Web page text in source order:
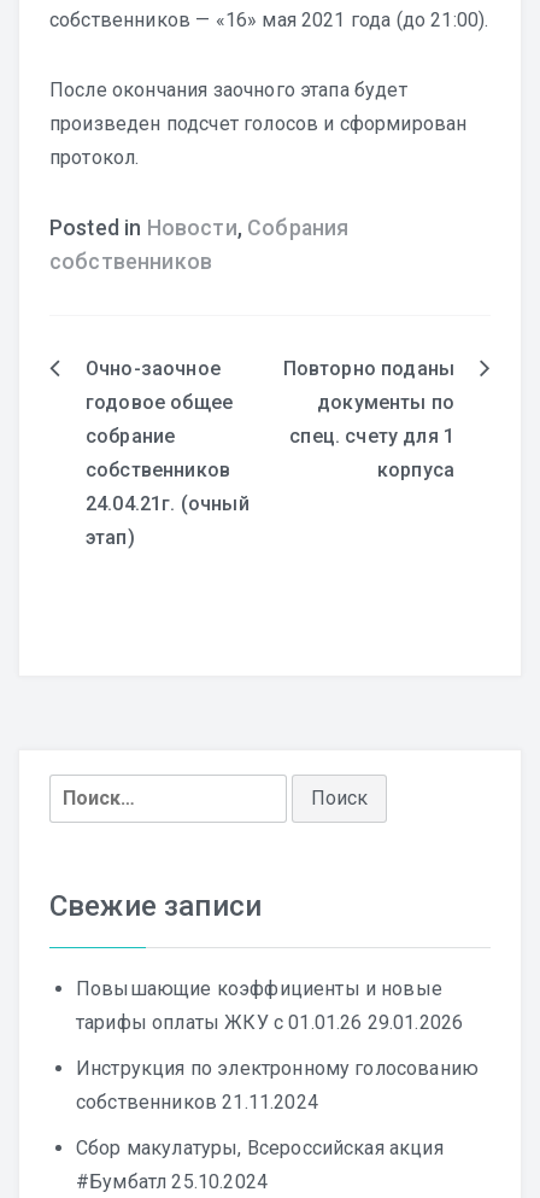
собственников — «16» мая 2021 года (до 21:00).
После окончания заочного этапа будет
произведен подсчет голосов и сформирован
протокол.
Posted in Новости, Собрания
собственников
Навигация
записям
Очно-заочное
годовое общее
собрание
собственников
24.04.21г. (очный
этап)
Повторно поданы
документы по
спец. счету для 1
корпуса
Найти:
Свежие записи
Повышающие коэффициенты и новые
тарифы оплаты ЖКУ с 01.01.26 29.01.2026
Инструкция по электронному голосованию
собственников 21.11.2024
Сбор макулатуры, Всероссийская акция
#Бумбатл 25.10.2024